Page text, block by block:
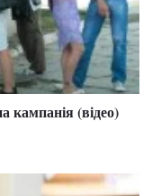
кампанія (відео)